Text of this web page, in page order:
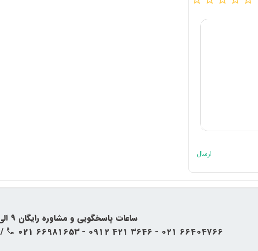
ارسال
‍‍ ساعات پاسخگویی و مشاوره رایگان ۹ الی ۱۷
/ 021 66981653 - 0912 421 3646 - 021 66404766